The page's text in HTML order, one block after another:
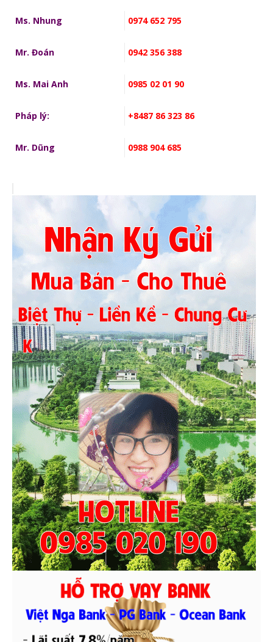
Ms. Nhung 0974 652 795
Mr. Đoán 0942 356 388
Ms. Mai Anh 0985 02 01 90
Pháp lý: +8487 86 323 86
Mr. Dũng 0988 904 685